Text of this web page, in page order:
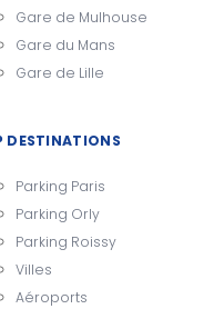
Gare de Mulhouse
Gare du Mans
Gare de Lille
DESTINATIONS
Parking Paris
Parking Orly
Parking Roissy
Villes
Aéroports